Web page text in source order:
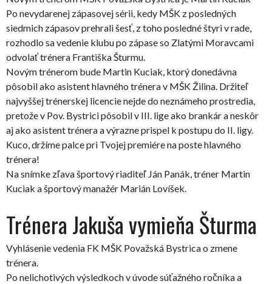
Po nevydarenej zápasovej sérii, kedy MŠK z posledných
siedmich zápasov prehrali šesť, z toho posledné štyri v rade,
rozhodlo sa vedenie klubu po zápase so Zlatými Moravcami
odvolať trénera Františka Šturmu.
Novým trénerom bude Martin Kuciak, ktorý donedávna
pôsobil ako asistent hlavného trénera v MŠK Žilina. Držiteľ
najvyššej trénerskej licencie nejde do neznámeho prostredia,
pretože v Pov. Bystrici pôsobil v III. lige ako brankár a neskôr
aj ako asistent trénera a výrazne prispel k postupu do II. ligy.
Kuco, držíme palce pri Tvojej premiére na poste hlavného
trénera!
Na snímke zľava športový riaditeľ Ján Panák, tréner Martin
Kuciak a športový manažér Marián Lovíšek.
Trénera Jakuša vymieňa Šturma
Vyhlásenie vedenia FK MŠK Považská Bystrica o zmene
trénera.
Po nelichotivých výsledkoch v úvode súťažného ročníka a